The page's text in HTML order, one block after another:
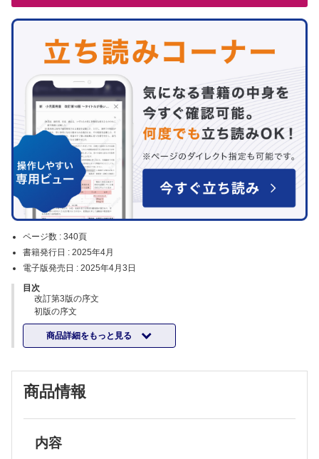
ページ数 : 340頁
書籍発行日 : 2025年4月
電子版発売日 : 2025年4月3日
目次
改訂第3版の序文
初版の序文
編集・執筆者一覧
第1章 総 論
1 単純X線写真の読み方 神島 保
4 PET検査 村上康二
5 血管造影，超音波の読み方 奥田実穂
8 化学療法 相羽久輝
9 放射線療法（重粒子，陽子線含む） 今井礼子
商品詳細をもっと見る
商品情報
内容